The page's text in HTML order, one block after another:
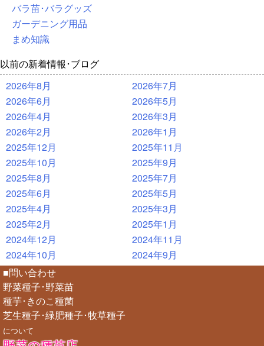
バラ苗･バラグッズ
ガーデニング用品
まめ知識
以前の新着情報･ブログ
2026年8月
2026年7月
2026年6月
2026年5月
2026年4月
2026年3月
2026年2月
2026年1月
2025年12月
2025年11月
2025年10月
2025年9月
2025年8月
2025年7月
2025年6月
2025年5月
2025年4月
2025年3月
2025年2月
2025年1月
2024年12月
2024年11月
2024年10月
2024年9月
■問い合わせ
野菜種子･野菜苗
種芋･きのこ種菌
芝生種子･緑肥種子･牧草種子
について